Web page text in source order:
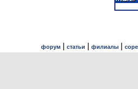
форум| статьи филиалы|